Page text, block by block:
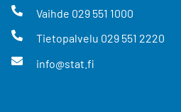
Vaihde 029 551 1000
Tietopalvelu 029 551 2220
info@stat.fi